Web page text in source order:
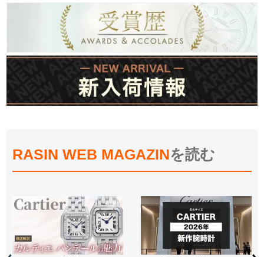
RASIN WEB MAGAZINを読む